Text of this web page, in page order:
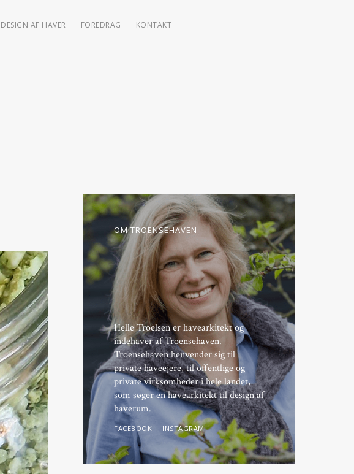
DESIGN AF HAVER FOREDRAG KONTAKT
OM TROENSEHAVEN
Helle Troelsen er havearkitekt og
indehaver af Troensehaven.
Troensehaven henvender sig til
private haveejere, til offentlige og
private virksomheder i hele landet,
som søger en havearkitekt til design af
haverum.
FACEBOOK INSTAGRAM